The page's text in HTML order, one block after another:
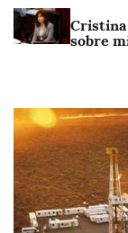
e
n
I
m
n
Cristina
sobre
m
a
g
e
n